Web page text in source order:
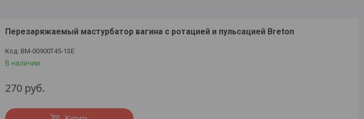
Перезаряжаемый мастурбатор вагина с ротацией и пульсацией Breton
BM-00900T45-1SE
В наличии
270 руб.